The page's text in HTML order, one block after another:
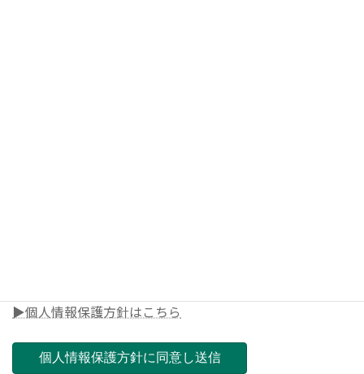
▶個人情報保護方針はこちら